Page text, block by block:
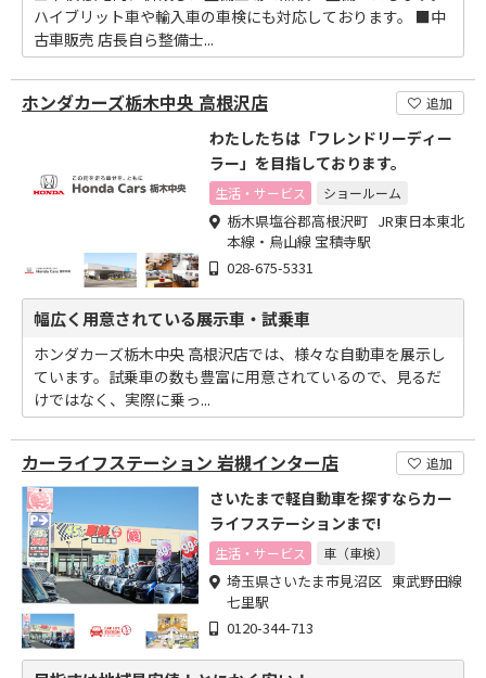
ハイブリット車や輸入車の車検にも対応しております。 ■中
古車販売 店長自ら整備士...
ホンダカーズ栃木中央 高根沢店 追加
わたしたちは「フレンドリーディー
ラー」を目指しております。
生活・サービス ショールーム
栃木県塩谷郡高根沢町 JR東日本東北
本線・烏山線 宝積寺駅
028-675-5331
幅広く用意されている展示車・試乗車
ホンダカーズ栃木中央 高根沢店では、様々な自動車を展示し
ています。試乗車の数も豊富に用意されているので、見るだ
けではなく、実際に乗っ...
カーライフステーション 岩槻インター店 追加
さいたまで軽自動車を探すならカー
ライフステーションまで!
生活・サービス 車（車検）
埼玉県さいたま市見沼区 東武野田線
七里駅
0120-344-713